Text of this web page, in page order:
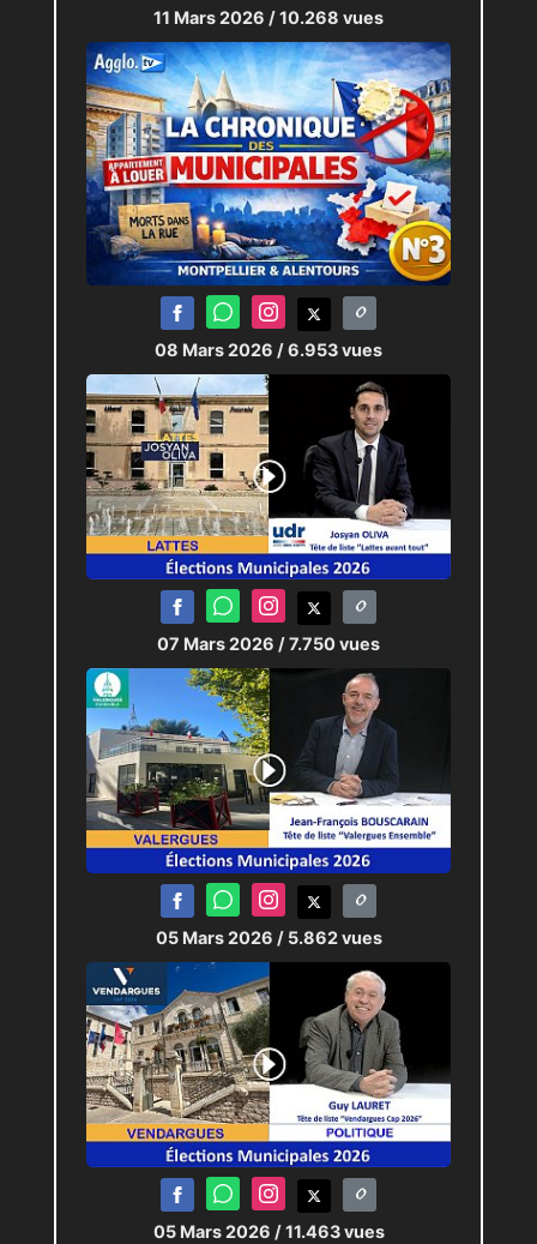
11 Mars 2026 / 10.268 vues
08 Mars 2026 / 6.953 vues
07 Mars 2026 / 7.750 vues
05 Mars 2026 / 5.862 vues
05 Mars 2026 / 11.463 vues